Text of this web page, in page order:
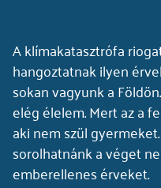
A klímakatasztrófa
hangoztatnak ilyen
sokan vagyunk a
elég élelem. Mert az a
aki nem szül
sorolhatnánk a véget
emberellenes érveket.